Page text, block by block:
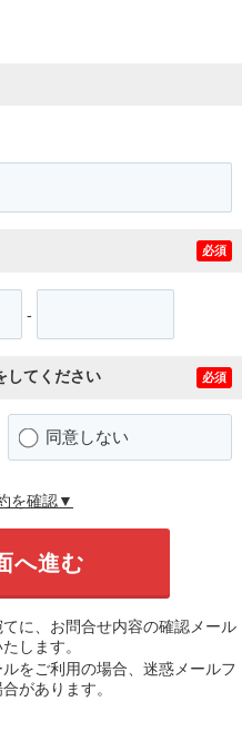
必須
-
してください 必須
同意しない
を確認▼
に、お問合せ内容の確認メール
します。
をご利用の場合、迷惑メールフ
があります。